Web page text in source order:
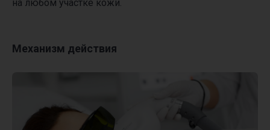
на любом участке кожи.
Механизм действия